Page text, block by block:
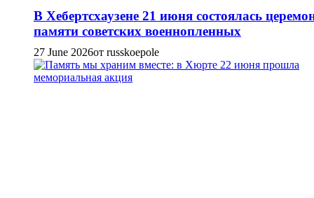
В Хебертсхаузене 21 июня состоялась
памяти советских военнопленных
27 June 2026от russkoepole